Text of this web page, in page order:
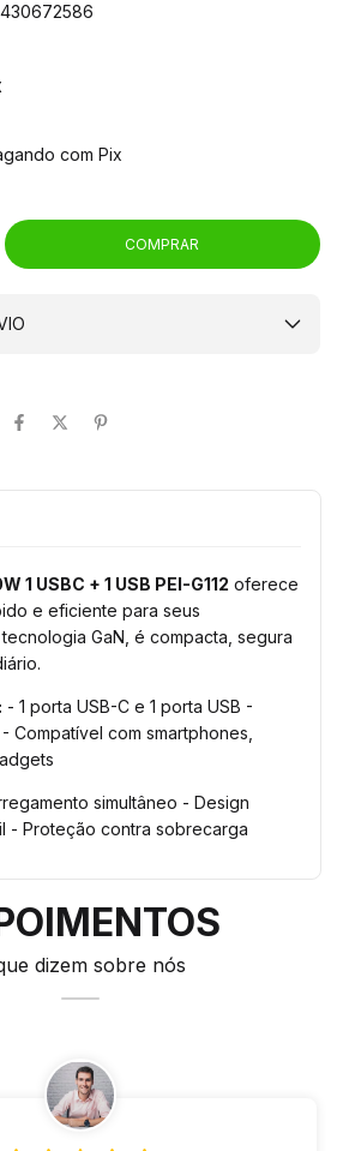
com Pix
1 USBC + 1 USB PEI-G112 oferece
e eficiente para seus
GaN, é compacta, segura
- 1 porta USB-C e 1 porta USB -
Compatível com smartphones,
simultâneo - Design
- Proteção contra sobrecarga
dizem sobre nós